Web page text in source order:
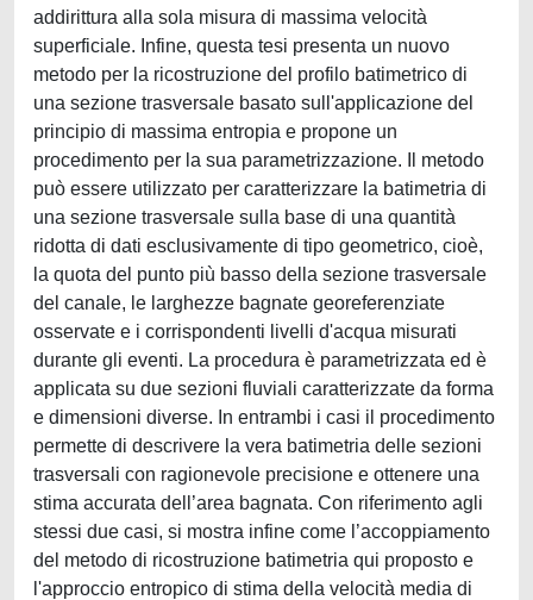
addirittura alla sola misura di massima velocità
superficiale. Infine, questa tesi presenta un nuovo
metodo per la ricostruzione del profilo batimetrico di
una sezione trasversale basato sull'applicazione del
principio di massima entropia e propone un
procedimento per la sua parametrizzazione. Il metodo
può essere utilizzato per caratterizzare la batimetria di
una sezione trasversale sulla base di una quantità
ridotta di dati esclusivamente di tipo geometrico, cioè,
la quota del punto più basso della sezione trasversale
del canale, le larghezze bagnate georeferenziate
osservate e i corrispondenti livelli d'acqua misurati
durante gli eventi. La procedura è parametrizzata ed è
applicata su due sezioni fluviali caratterizzate da forma
e dimensioni diverse. In entrambi i casi il procedimento
permette di descrivere la vera batimetria delle sezioni
trasversali con ragionevole precisione e ottenere una
stima accurata dell’area bagnata. Con riferimento agli
stessi due casi, si mostra infine come l’accoppiamento
del metodo di ricostruzione batimetria qui proposto e
l'approccio entropico di stima della velocità media di